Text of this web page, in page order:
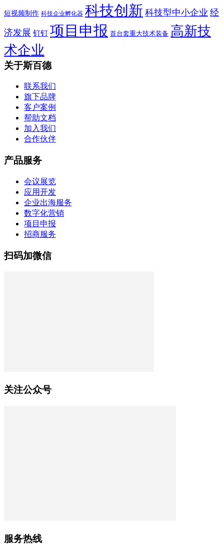
短视频制作 科技企业孵化器 科技创新 科技型中小企业 经
济发展 钉钉 项目申报 首台套重大技术装备 高新技
术企业
关于斯百德
联系我们
旗下品牌
客户案例
帮助文档
加入我们
合作伙伴
产品服务
会议展览
应用开发
企业出海服务
数字化营销
项目申报
招商服务
扫码加微信
关注公众号
服务热线